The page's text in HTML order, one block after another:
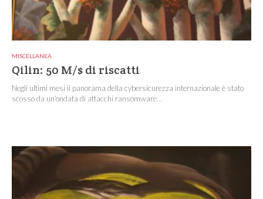
MISCELLANEA
Qilin: 50 M/$ di riscatti
Negli ultimi mesi il panorama della cybersicurezza internazionale è stato
scosso da un’ondata di attacchi ransomware...